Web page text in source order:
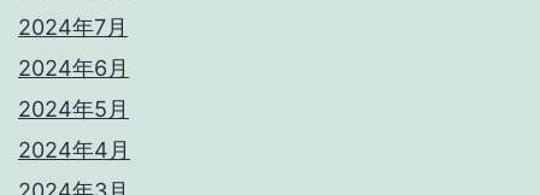
2024年7月
2024年6月
2024年5月
2024年4月